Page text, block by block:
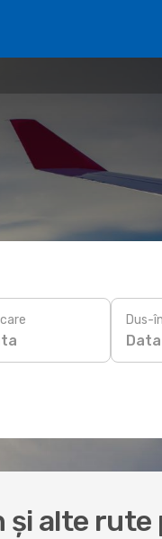
Dus-
Data
și alte rute